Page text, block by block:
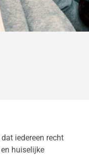
iedereen recht
huiselijke